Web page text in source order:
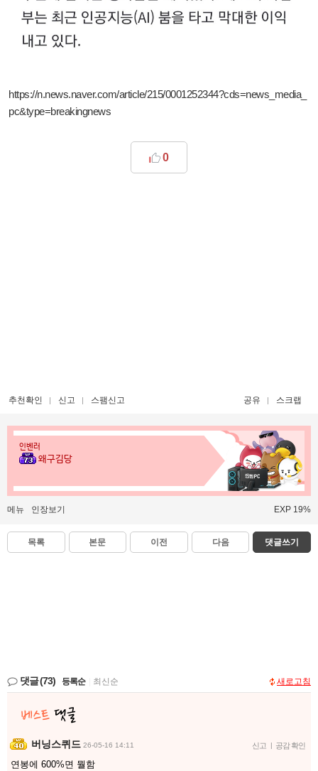
https://n.news.naver.com/article/215/0001252344?cds=news_media_
pc&type=breakingnews
0
추천확인 신고 스팸신고 공유 스크랩
인벤러
왜구김당
메뉴 인장보기 EXP 19%
목록 본문 이전 다음 댓글쓰기
댓글(73) 등록순 최신순 새로고침
버닝스퀴드 26-05-16 14:11 신고 | 공감 확인
연봉에 600%면 뭘함